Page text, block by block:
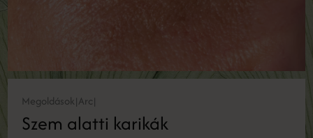
Megoldások|Arc|
Szem alatti karikák